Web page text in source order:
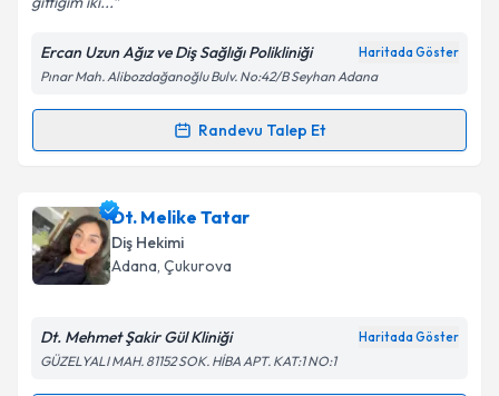
kapsamda işlenmesini kabul ediyorum.
Takvim Talebini Gönder
Ercan Uzun Ağız ve Diş Sağlığı Polikliniği Haritada Göster
Pınar Mah. Alibozdağanoğlu Bulv. No:42/B Seyhan Adana
Randevu Talep Et
Randevu Takvimi Talebi
Dt. Yaren Güllüpınariçin randevu takvimi talebi
oluşturun. Size bu uzmandan randevu almanız için bir
takvim hazırlandığında e-posta ile bilgilendireceğiz.
Dt. Melike Tatar
Diş Hekimi
Adana, Çukurova
Dt. Mehmet Şakir Gül Kliniği Haritada Göster
GÜZELYALI MAH. 81152 SOK. HİBA APT. KAT:1 NO:1